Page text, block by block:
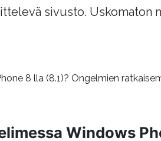
sivusto. Uskomaton
8 lla (8.1)? Ongelmien
Windows